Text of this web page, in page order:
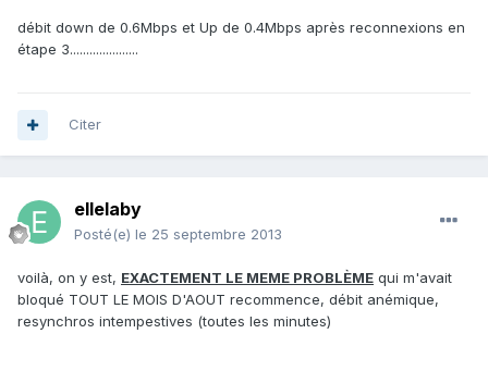
débit down de 0.6Mbps et Up de 0.4Mbps après reconnexions en
étape 3.....................
Citer
ellelaby
Posté(e) le 25 septembre 2013
voilà, on y est, EXACTEMENT LE MEME PROBLÈME qui m'avait
bloqué TOUT LE MOIS D'AOUT recommence, débit anémique,
resynchros intempestives (toutes les minutes)